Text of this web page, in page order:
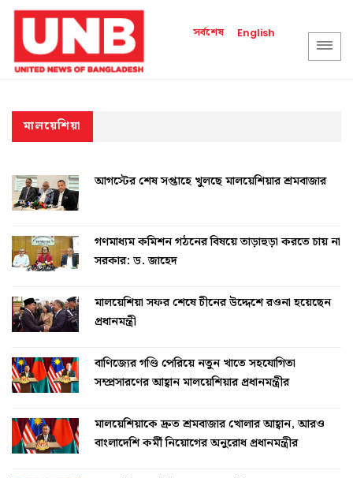
সর্বশেষ English
মালয়েশিয়া
আগস্টের শেষ সপ্তাহে খুলছে মালয়েশিয়ার শ্রমবাজার
গণমাধ্যম কমিশন গঠনের বিষয়ে তাড়াহুড়া করতে চায় না
সরকার: ড. জাহেদ
মালয়েশিয়া সফর শেষে চীনের উদ্দেশে রওনা হয়েছেন
প্রধানমন্ত্রী
বাণিজ্যের গণ্ডি পেরিয়ে নতুন খাতে সহযোগিতা
সম্প্রসারণের আহ্বান মালয়েশিয়ার প্রধানমন্ত্রীর
মালয়েশিয়াকে দ্রুত শ্রমবাজার খোলার আহ্বান, আরও
বাংলাদেশি কর্মী নিয়োগের অনুরোধ প্রধানমন্ত্রীর